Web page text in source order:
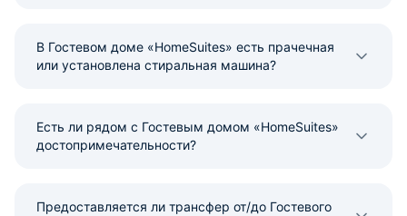
В Гостевом доме «HomeSuites» есть прачечная
или установлена стиральная машина?
Есть ли рядом с Гостевым домом «HomeSuites»
достопримечательности?
Предоставляется ли трансфер от/до Гостевого